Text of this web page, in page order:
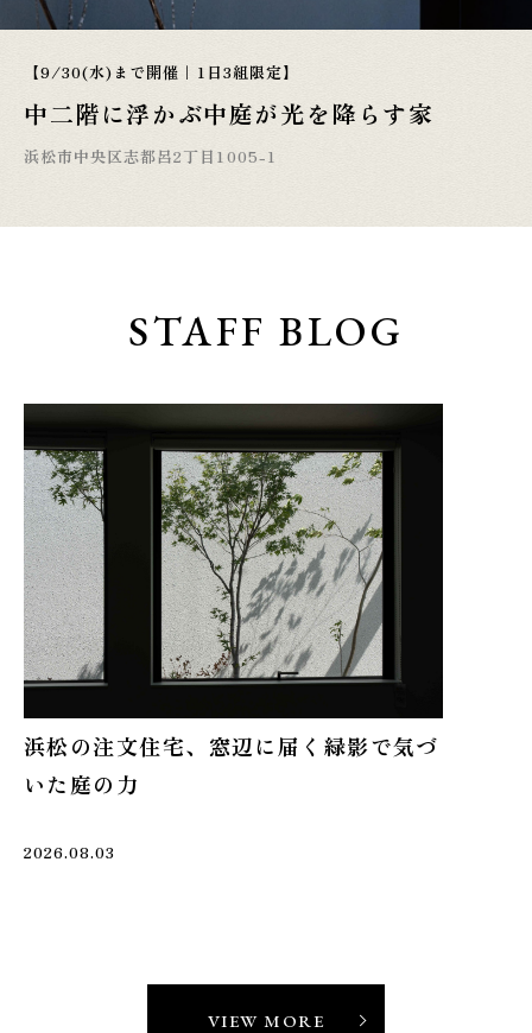
【9/30(水)まで開催｜1日3組限定】
中二階に浮かぶ中庭が光を降らす家
浜松市中央区志都呂2丁目1005-1
STAFF BLOG
浜松の注文住宅、窓辺に届く緑影で気づ
いた庭の力
2026.08.03
VIEW MORE